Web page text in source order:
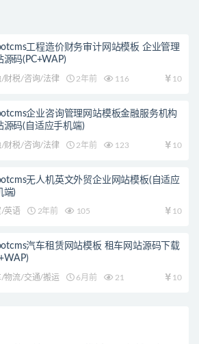
工程造价财务审计网站模板 企业管理
源码(PC+WAP)
/财税/咨询/法律 2年前 116 10
企业咨询管理网站模板金融服务机构
源码(自适应手机端)
/财税/咨询/法律 2年前 123 10
无人机英文外贸企业网站模板(自适应
端)
英语 2年前 105 10
汽车租赁网站模板 租车网站源码下载
/物流/交通/搬运 6月前 21 10